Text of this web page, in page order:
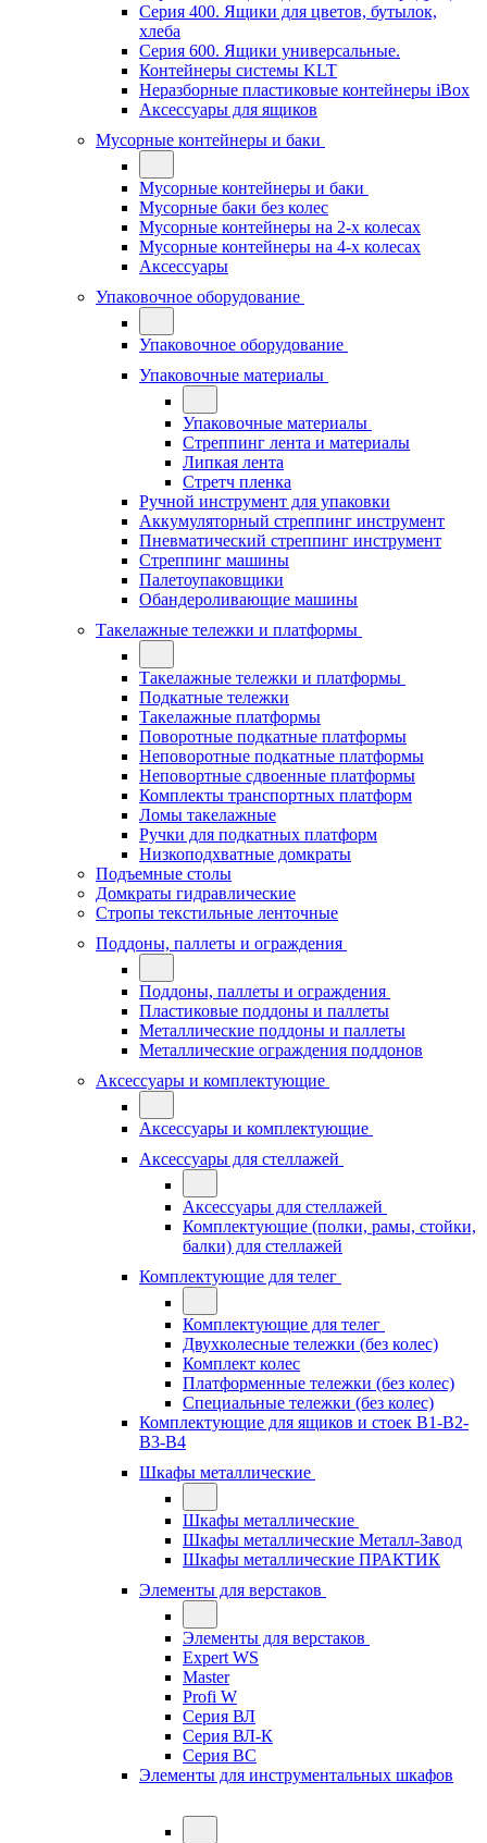
Серия 400. Ящики для цветов, бутылок,
хлеба
Серия 600. Ящики универсальные.
Контейнеры системы KLT
Неразборные пластиковые контейнеры iBox
Аксессуары для ящиков
Мусорные контейнеры и баки
Мусорные контейнеры и баки
Мусорные баки без колес
Мусорные контейнеры на 2-х колесах
Мусорные контейнеры на 4-х колесах
Аксессуары
Упаковочное оборудование
Упаковочное оборудование
Упаковочные материалы
Упаковочные материалы
Стреппинг лента и материалы
Липкая лента
Стретч пленка
Ручной инструмент для упаковки
Аккумуляторный стреппинг инструмент
Пневматический стреппинг инструмент
Стреппинг машины
Палетоупаковщики
Обандероливающие машины
Такелажные тележки и платформы
Такелажные тележки и платформы
Подкатные тележки
Такелажные платформы
Поворотные подкатные платформы
Неповоротные подкатные платформы
Неповортные сдвоенные платформы
Комплекты транспортных платформ
Ломы такелажные
Ручки для подкатных платформ
Низкоподхватные домкраты
Подъемные столы
Домкраты гидравлические
Стропы текстильные ленточные
Поддоны, паллеты и ограждения
Поддоны, паллеты и ограждения
Пластиковые поддоны и паллеты
Металлические поддоны и паллеты
Металлические ограждения поддонов
Аксессуары и комплектующие
Аксессуары и комплектующие
Аксессуары для стеллажей
Аксессуары для стеллажей
Комплектующие (полки, рамы, стойки,
балки) для стеллажей
Комплектующие для телег
Комплектующие для телег
Двухколесные тележки (без колес)
Комплект колес
Платформенные тележки (без колес)
Специальные тележки (без колес)
Комплектующие для ящиков и стоек В1-В2-
В3-В4
Шкафы металлические
Шкафы металлические
Шкафы металлические Металл-Завод
Шкафы металлические ПРАКТИК
Элементы для верстаков
Элементы для верстаков
Expert WS
Master
Profi W
Серия ВЛ
Серия ВЛ-К
Серия ВС
Элементы для инструментальных шкафов